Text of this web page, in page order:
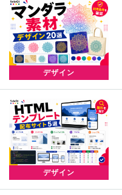
デザイン
デザイン